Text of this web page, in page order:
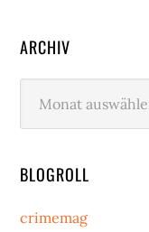
ARCHIV
BLOGROLL
crimemag